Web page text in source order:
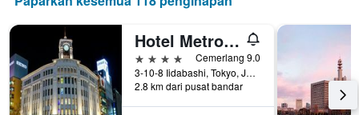
Hotel Metropolitan Edmont Tokyo
4 bintang
Cemerlang 9.0
3-10-8 Iidabashi, Tokyo, Jepun
2.8 km dari pusat bandar